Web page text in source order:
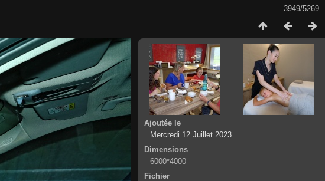
3949/5269
Ajoutée le
Mercredi 12 Juillet 2023
Dimensions
6000*4000
Fichier